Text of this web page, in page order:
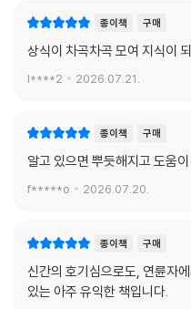
정물화에 왜 해골을 그려 넣었을까?
벨 에포크, 아름다운 시절은 언제
화투의 ‘비광’ 속 우산 쓴 사람은
한민족 최초의 싱어송라이터는 누
중국의 시를 차용한 클래식 음악이
7. 신화로 묻다
아귀는 이름이 왜 아귀일까?
아수라와 야누스는 무엇일까?
『데미안』에 나오는 아브락사스는
종이책 구매
상식이 차곡차곡 모여 지식이
l****2 2026.07.21.
종이책 구매
알고 있으면 뿌듯해지고 도움
f*****o 2026.07.20.
종이책 구매
신간의 호기심으로도, 연륜자
있는 아주 유익한 책입니다.